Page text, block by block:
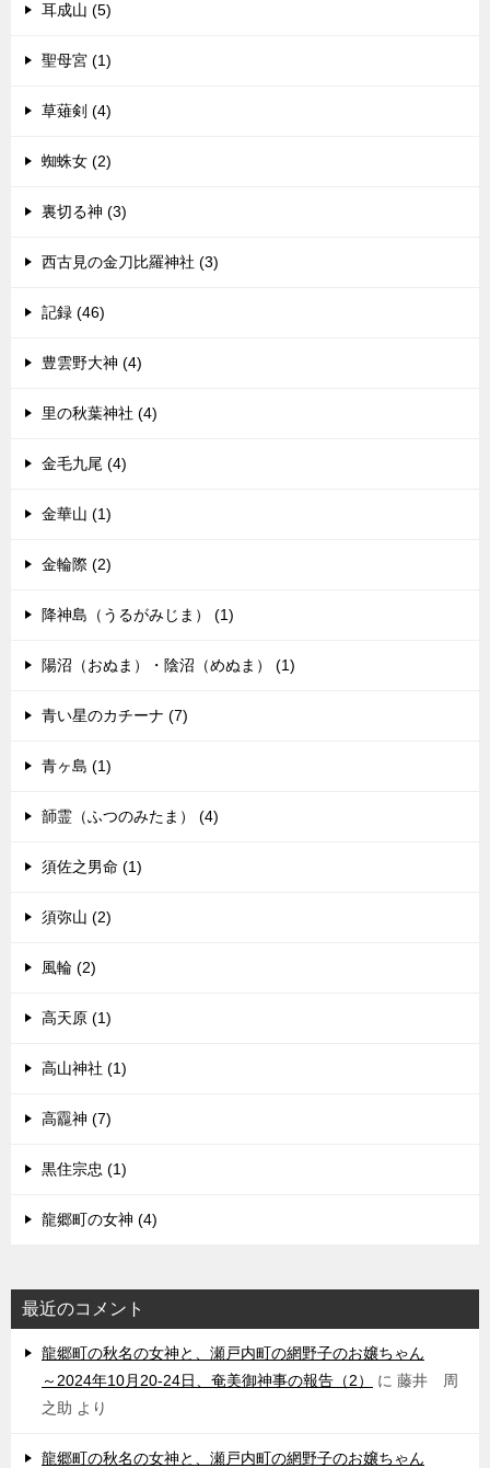
耳成山 (5)
聖母宮 (1)
草薙剣 (4)
蜘蛛女 (2)
裏切る神 (3)
西古見の金刀比羅神社 (3)
記録 (46)
豊雲野大神 (4)
里の秋葉神社 (4)
金毛九尾 (4)
金華山 (1)
金輪際 (2)
降神島（うるがみじま） (1)
陽沼（おぬま）・陰沼（めぬま） (1)
青い星のカチーナ (7)
青ヶ島 (1)
韴霊（ふつのみたま） (4)
須佐之男命 (1)
須弥山 (2)
風輪 (2)
高天原 (1)
高山神社 (1)
高龗神 (7)
黒住宗忠 (1)
龍郷町の女神 (4)
最近のコメント
龍郷町の秋名の女神と、瀬戸内町の網野子のお嬢ちゃん
～2024年10月20-24日、奄美御神事の報告（2）
に 藤井 周
之助 より
龍郷町の秋名の女神と、瀬戸内町の網野子のお嬢ちゃん